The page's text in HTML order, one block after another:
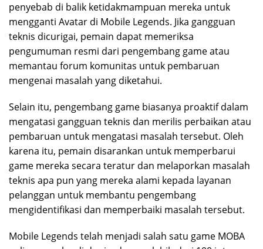
penyebab di balik ketidakmampuan mereka untuk
mengganti Avatar di Mobile Legends. Jika gangguan
teknis dicurigai, pemain dapat memeriksa
pengumuman resmi dari pengembang game atau
memantau forum komunitas untuk pembaruan
mengenai masalah yang diketahui.
Selain itu, pengembang game biasanya proaktif dalam
mengatasi gangguan teknis dan merilis perbaikan atau
pembaruan untuk mengatasi masalah tersebut. Oleh
karena itu, pemain disarankan untuk memperbarui
game mereka secara teratur dan melaporkan masalah
teknis apa pun yang mereka alami kepada layanan
pelanggan untuk membantu pengembang
mengidentifikasi dan memperbaiki masalah tersebut.
Mobile Legends telah menjadi salah satu game MOBA